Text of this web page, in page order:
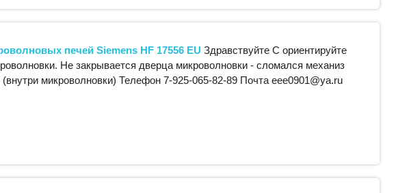
печей Siemens HF 17556 EU Здравствуйте С ориентируйте
Не закрывается дверца микроволновки - сломался механиз
микроволновки) Телефон 7-925-065-82-89 Почта eee0901@ya.ru